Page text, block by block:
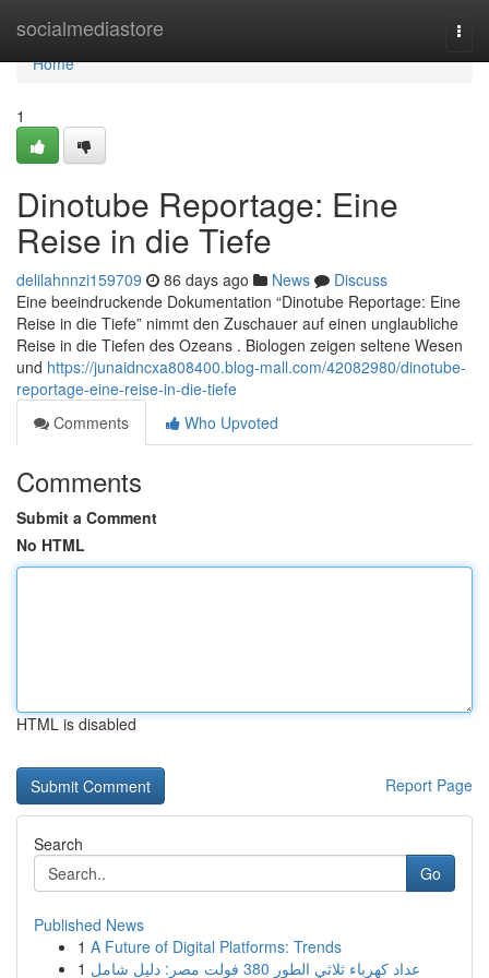
socialmediastore
Home
Home
1
Dinotube Reportage: Eine
Reise in die Tiefe
delilahnnzi159709 86 days ago News
Discuss
Eine beeindruckende Dokumentation “Dinotube Reportage: Eine
Reise in die Tiefe” nimmt den Zuschauer auf einen unglaubliche
Reise in die Tiefen des Ozeans . Biologen zeigen seltene Wesen
und https://junaidncxa808400.blog-mall.com/42082980/dinotube-
reportage-eine-reise-in-die-tiefe
Comments
Who Upvoted
Comments
Submit a Comment
No HTML
HTML is disabled
Report Page
Search
Go
Published News
1 A Future of Digital Platforms: Trends
1
عداد كهرباء ثلاثي الطور 380 فولت مصر: دليل شامل